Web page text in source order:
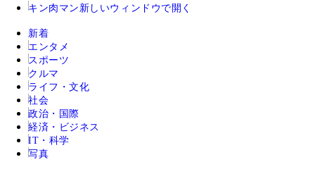
キン肉マン 新しいウィンドウで開く
新着
エンタメ
スポーツ
クルマ
ライフ・文化
社会
政治・国際
経済・ビジネス
IT・科学
写真